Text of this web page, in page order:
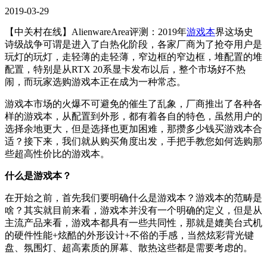
2019-03-29
【中关村在线】AlienwareArea评测： 2019年游戏本界这场史
诗级战争可谓是进入了白热化阶段，各家厂商为了抢夺用户是
玩灯的玩灯，走轻薄的走轻薄，窄边框的窄边框，堆配置的堆
配置，特别是从RTX 20系显卡发布以后，整个市场好不热
闹，而玩家选购游戏本正在成为一种常态。
游戏本市场的火爆不可避免的催生了乱象，厂商推出了各种各
样的游戏本，从配置到外形，都有着各自的特色，虽然用户的
选择余地更大，但是选择也更加困难，那攒多少钱买游戏本合
适？接下来，我们就从购买角度出发，手把手教您如何选购那
些超高性价比的游戏本。
什么是游戏本？
在开始之前，首先我们要明确什么是游戏本？游戏本的范畴是
啥？其实就目前来看，游戏本并没有一个明确的定义，但是从
主流产品来看，游戏本都具有一些共同性，那就是媲美台式机
的硬件性能+炫酷的外形设计+不俗的手感，当然炫彩背光键
盘、氛围灯、超高素质的屏幕、散热这些都是需要考虑的。